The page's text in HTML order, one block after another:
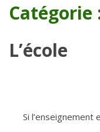
Catégorie
L’école
Si l’enseignement